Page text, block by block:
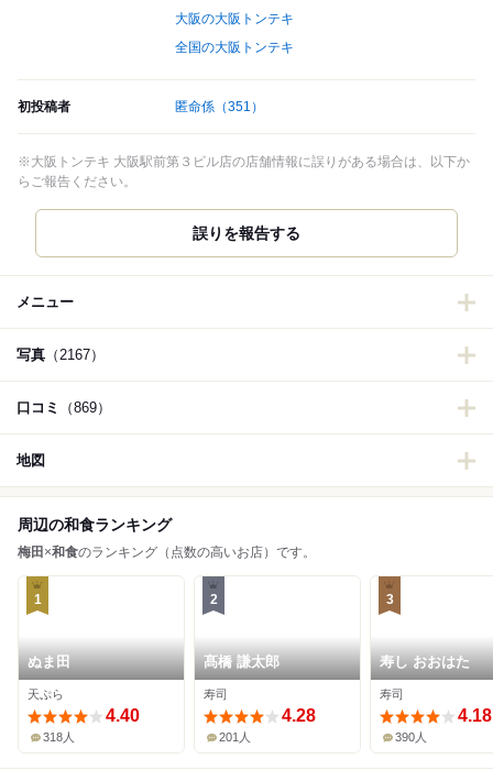
大阪の大阪トンテキ
全国の大阪トンテキ
初投稿者 匿命係 （351）
※大阪トンテキ 大阪駅前第３ビル店の店舗情報に誤りがある場合は、以下か
らご報告ください。
誤りを報告する
メニュー
写真 （2167）
口コミ （869）
地図
周辺の和食ランキング
梅田 ×和食のランキング（点数の高いお店）です。
1
ぬま田
天ぷら
4.40
318人
2
髙橋 謙太郎
寿司
4.28
201人
3
寿し おおはた
寿司
4.18
390人